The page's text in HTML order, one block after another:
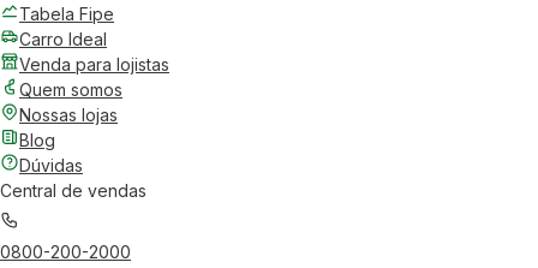
Tabela Fipe
Carro Ideal
Venda para lojistas
Quem somos
Nossas lojas
Blog
Dúvidas
Central de vendas
0800-200-2000